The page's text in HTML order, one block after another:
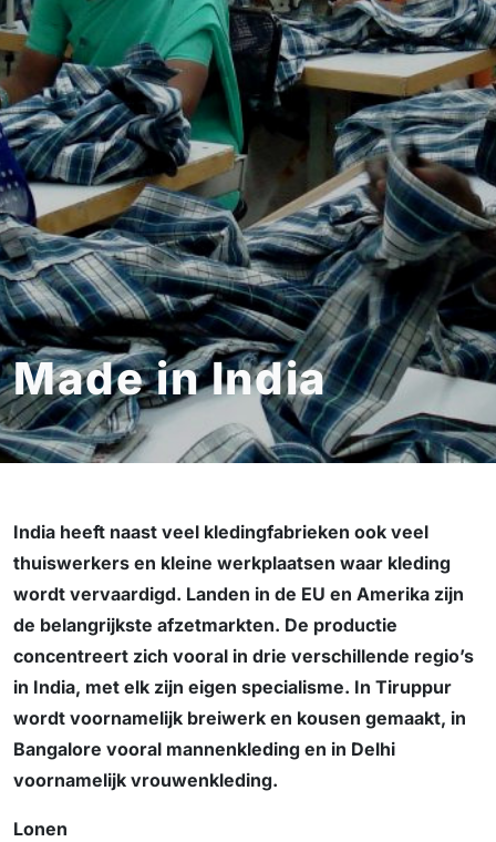
Made in India
India heeft naast veel kledingfabrieken ook veel
thuiswerkers en kleine werkplaatsen waar kleding
wordt vervaardigd. Landen in de EU en Amerika zijn
de belangrijkste afzetmarkten. De productie
concentreert zich vooral in drie verschillende regio’s
in India, met elk zijn eigen specialisme. In Tiruppur
wordt voornamelijk breiwerk en kousen gemaakt, in
Bangalore vooral mannenkleding en in Delhi
voornamelijk vrouwenkleding.
Lonen